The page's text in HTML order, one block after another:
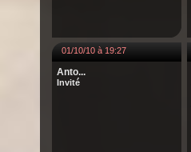
01/10/10 à 19:27
Anto...
Invité